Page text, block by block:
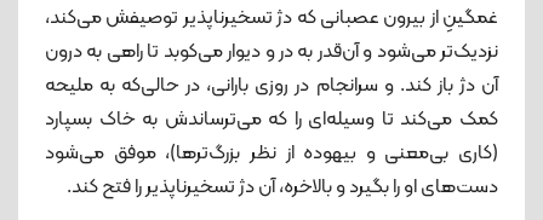
غمگینِ از بیرون عصبانی که دژ تسخیرناپذیر توصیفش می‌کند،
نزدیک‌تر می‌شود و آن‌قدر به در و دیوار می‌کوبد تا راهی به درون
آن دژ باز کند. و سرانجام در روزی بارانی، در حالی‌که به ملیحه
کمک می‌کند تا وسیله‌ای را که می‌ترساندش به خاک بسپارد
(کاری بی‌معنی و بیهوده از نظر بزرگ‌ترها)، موفق می‌شود
دست‌های او را بگیرد و بالاخره، آن دژ تسخیرناپذیر را فتح کند.